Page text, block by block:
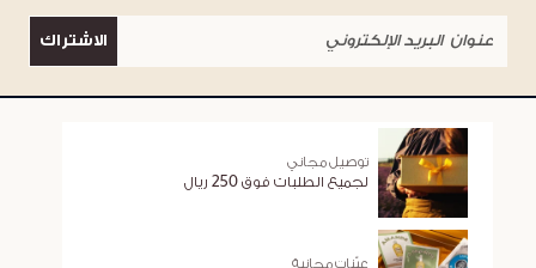
الاشتراك
توصيل مجاني
لجميع الطلبات فوق 250 ريال
عيّنات مجانية